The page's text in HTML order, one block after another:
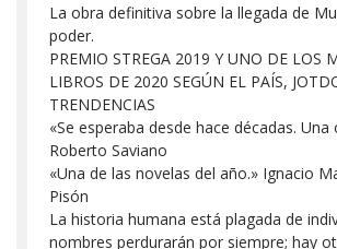
La obra definitiva sobre la llegada de
poder.
PREMIO STREGA 2019 Y UNO DE LOS
LIBROS DE 2020 SEGÚN EL PAÍS,
TRENDENCIAS
«Se esperaba desde hace décadas.
Roberto Saviano
«Una de las novelas del año.» Ignacio
Pisón
La historia humana está plagada de
nombres perdurarán por siempre; hay